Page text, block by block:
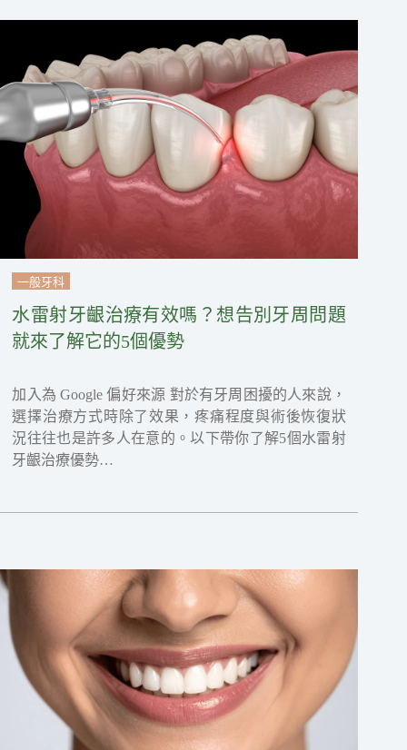
一般牙科
水雷射牙齦治療有效嗎？想告別牙周問題
就來了解它的5個優勢
加入為 Google 偏好來源 對於有牙周困擾的人來說，
選擇治療方式時除了效果，疼痛程度與術後恢復狀
況往往也是許多人在意的。以下帶你了解5個水雷射
牙齦治療優勢…